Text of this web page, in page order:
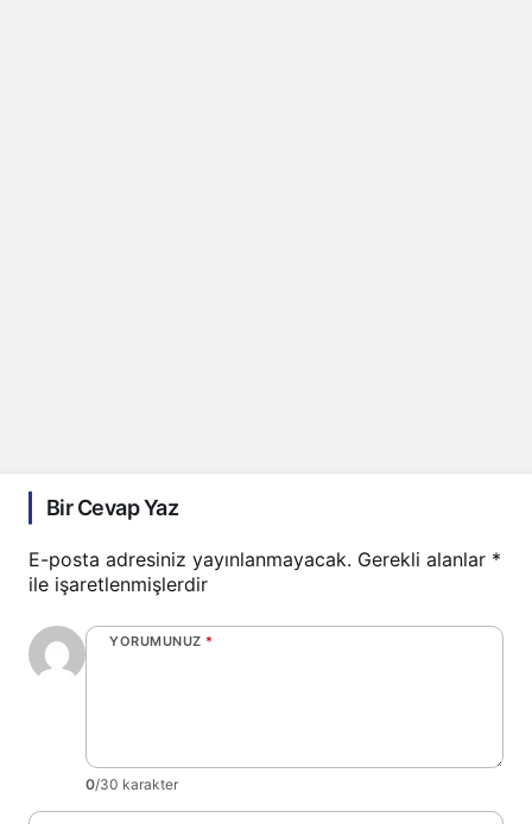
Bir Cevap Yaz
E-posta adresiniz yayınlanmayacak. Gerekli alanlar *
ile işaretlenmişlerdir
YORUMUNUZ *
0/30 karakter